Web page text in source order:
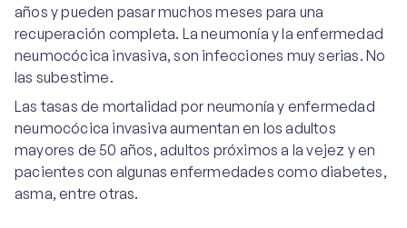
años y pueden pasar muchos meses para una
recuperación completa. La neumonía y la enfermedad
neumocócica invasiva, son infecciones muy serias. No
las subestime.
Las tasas de mortalidad por neumonía y enfermedad
neumocócica invasiva aumentan en los adultos
mayores de 50 años, adultos próximos a la vejez y en
pacientes con algunas enfermedades como diabetes,
asma, entre otras.